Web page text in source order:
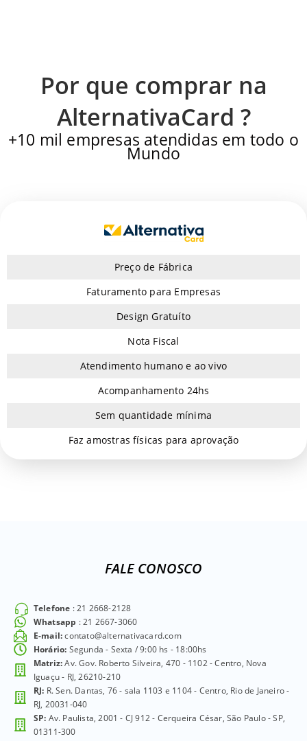
Por que comprar na
AlternativaCard ?
+10 mil empresas atendidas em todo o
Mundo
Preço de Fábrica
Faturamento para Empresas
Design Gratuíto
Nota Fiscal
Atendimento humano e ao vivo
Acompanhamento 24hs
Sem quantidade mínima
Faz amostras físicas para aprovação
FALE CONOSCO
Telefone : 21 2668-2128
Whatsapp : 21 2667-3060
E-mail:contato@alternativacard.com
Horário: Segunda - Sexta / 9:00 hs - 18:00hs
Matriz:Av. Gov. Roberto Silveira, 470 - 1102 - Centro, Nova
Iguaçu - RJ, 26210-210
RJ: R. Sen. Dantas, 76 - sala 1103 e 1104 - Centro, Rio de Janeiro -
RJ, 20031-040
SP: Av. Paulista, 2001 - CJ 912 - Cerqueira César, São Paulo - SP,
01311-300